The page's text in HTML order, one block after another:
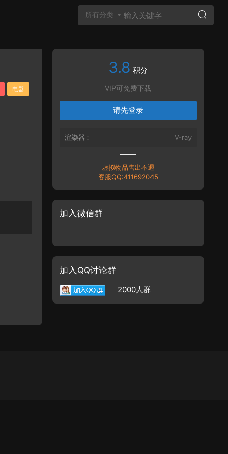
所有分类
电器
3.8 积分
VIP可免费下载
请先登录
渲染器： V-ray
虚拟物品售出不退
客服QQ:411692045
加入微信群
加入QQ讨论群
2000人群